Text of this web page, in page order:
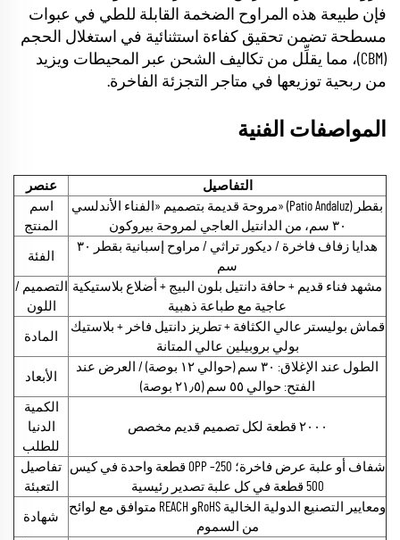
فإن طبيعة هذه المراوح الضخمة القابلة للطي في عبوات
مسطحة تضمن تحقيق كفاءة استثنائية في استغلال الحجم
(CBM)، مما يقلِّل من تكاليف الشحن عبر المحيطات ويزيد
من ربحية توزيعها في متاجر التجزئة الفاخرة.
المواصفات الفنية
عنصر
التفاصيل
اسم
المنتج
مروحة قديمة بتصميم «الفناء الأندلسي» (Patio Andaluz) بقطر
٣٠ سم، من الدانتيل العاجي لمروحة بيروكون
الفئة
هدايا زفاف فاخرة / ديكور تراثي / مراوح إسبانية بقطر ٣٠
سم
التصميم /
اللون
مشهد فناء قديم + حافة دانتيل بلون البيج + أضلاع بلاستيكية
عاجية مع طباعة ذهبية
المادة
قماش بوليستر عالي الكثافة + تطريز دانتيل فاخر + بلاستيك
بولي بروبيلين عالي المتانة
الأبعاد
الطول عند الإغلاق: ٣٠ سم (حوالي ١٢ بوصة) / العرض عند
الفتح: حوالي ٥٥ سم (٢١٫٥ بوصة)
الكمية
الدنيا
للطلب
٢٠٠٠ قطعة لكل تصميم قديم مخصص
تفاصيل
التعبئة
قطعة واحدة في كيس OPP شفاف أو علبة عرض فاخرة؛ 250–
500 قطعة في كل علبة تصدير رئيسية
شهادة
متوافق مع لوائح REACH وRoHS ومعايير التصنيع الدولية الخالية
من السموم